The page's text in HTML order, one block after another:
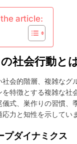
article:
社会行動と
会的階層、複雑なグ
特徴とする複雑な社
式、巣作りの習慣、
力と知性を示してい
プダイナミクス